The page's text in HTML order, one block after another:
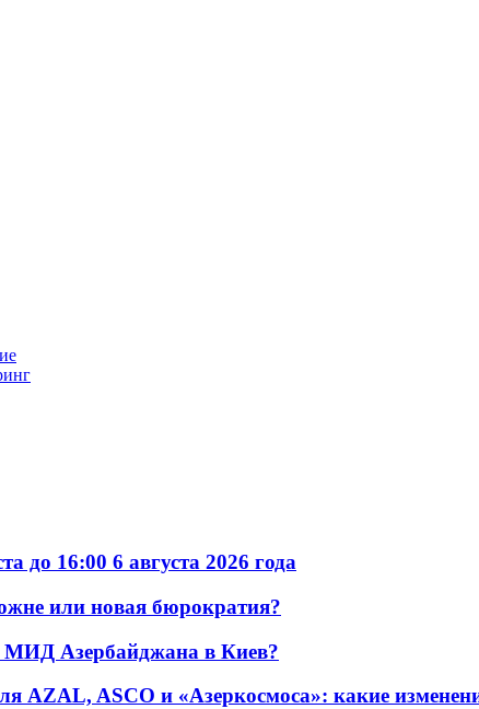
до 16:00 6 августа 2026 года
или новая бюрократия?
МИД Азербайджана в Киев?
AZAL, ASCO и «Азеркосмоса»: какие